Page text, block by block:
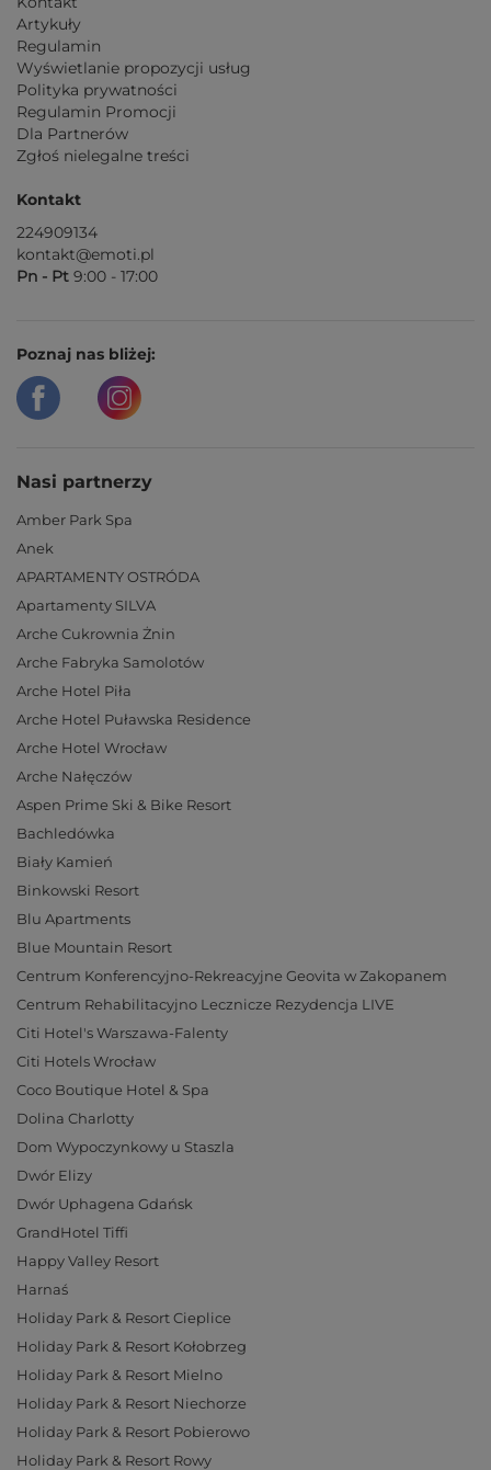
Artykuły
Regulamin
Wyświetlanie propozycji usług
Polityka prywatności
Regulamin Promocji
Dla Partnerów
Zgłoś nielegalne treści
Kontakt
224909134
kontakt@emoti.pl
Pn - Pt 9:00 - 17:00
Poznaj nas bliżej:
Nasi partnerzy
Amber Park Spa
Anek
APARTAMENTY OSTRÓDA
Apartamenty SILVA
Arche Cukrownia Żnin
Arche Fabryka Samolotów
Arche Hotel Piła
Arche Hotel Puławska Residence
Arche Hotel Wrocław
Arche Nałęczów
Aspen Prime Ski & Bike Resort
Bachledówka
Biały Kamień
Binkowski Resort
Blu Apartments
Blue Mountain Resort
Centrum Konferencyjno-Rekreacyjne Geovita w Zakopanem
Centrum Rehabilitacyjno Lecznicze Rezydencja LIVE
Citi Hotel's Warszawa-Falenty
Citi Hotels Wrocław
Coco Boutique Hotel & Spa
Dolina Charlotty
Dom Wypoczynkowy u Staszla
Dwór Elizy
Dwór Uphagena Gdańsk
GrandHotel Tiffi
Happy Valley Resort
Harnaś
Holiday Park & Resort Cieplice
Holiday Park & Resort Kołobrzeg
Holiday Park & Resort Mielno
Holiday Park & Resort Niechorze
Holiday Park & Resort Pobierowo
Holiday Park & Resort Rowy